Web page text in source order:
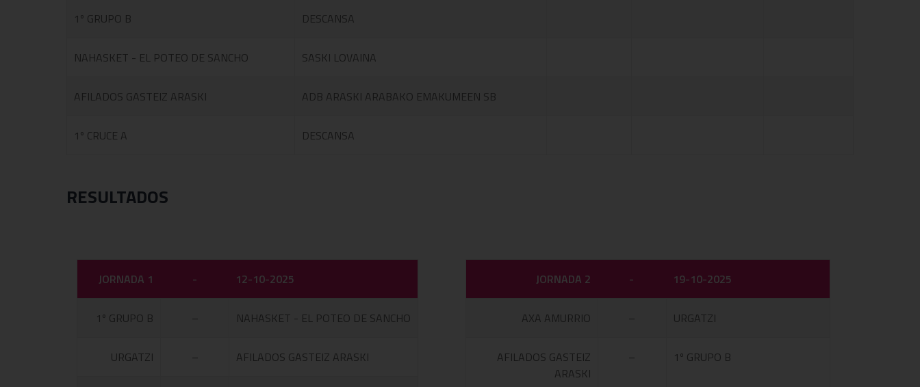
1º GRUPO B DESCANSA
NAHASKET - EL POTEO DE SANCHO SASKI LOVAINA
AFILADOS GASTEIZ ARASKI ADB ARASKI ARABAKO EMAKUMEEN SB
1º CRUCE A DESCANSA
RESULTADOS
JORNADA 1 - 12-10-2025
1º GRUPO B – NAHASKET - EL POTEO DE SANCHO
URGATZI – AFILADOS GASTEIZ ARASKI
JORNADA 2 - 19-10-2025
AXA AMURRIO – URGATZI
AFILADOS GASTEIZ
ARASKI
– 1º GRUPO B